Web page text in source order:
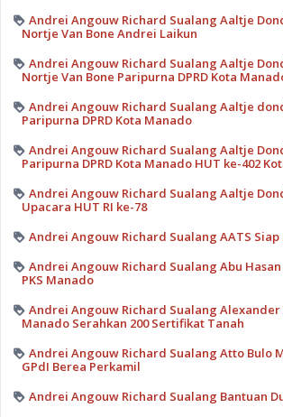
Andrei Angouw Richard Sualang Aaltje
Nortje Van Bone Andrei Laikun
Andrei Angouw Richard Sualang Aaltje
Nortje Van Bone Paripurna DPRD Kota
Andrei Angouw Richard Sualang Aaltje
Paripurna DPRD Kota Manado
Andrei Angouw Richard Sualang Aaltje
Paripurna DPRD Kota Manado HUT ke-402
Andrei Angouw Richard Sualang Aaltje
Upacara HUT RI ke-78
Andrei Angouw Richard Sualang AATS
Andrei Angouw Richard Sualang Abu Hasan
PKS Manado
Andrei Angouw Richard Sualang Alexander
Manado Serahkan 200 Sertifikat Tanah
Andrei Angouw Richard Sualang Atto Bulo
GPdI Berea Perkamil
Andrei Angouw Richard Sualang Bantuan